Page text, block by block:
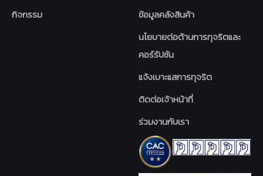
กิจกรรม
ข้อมูลคลังสินค้า
นโยบายต่อต้านการทุจริตและ
คอร์รัปชัน
แจ้งเบาะแสการทุจริต
ติดต่อเจ้าหน้าที่
ร่วมงานกับเรา